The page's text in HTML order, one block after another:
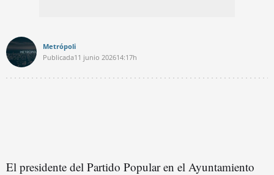
Metrópoli
Publicada11 junio 202614:17h
El presidente del Partido Popular en el Ayuntamiento